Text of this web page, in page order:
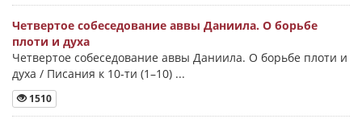
Четвертое собеседование аввы Даниила. О борьбе
плоти и духа
Четвертое собеседование аввы Даниила. О борьбе плоти и
духа / Писания к 10-ти (1–10) ...
1510